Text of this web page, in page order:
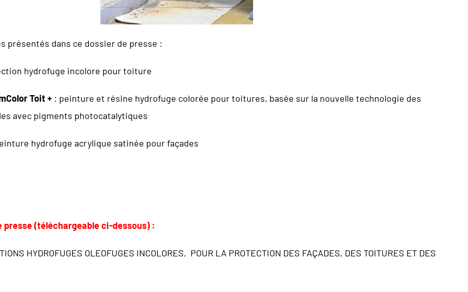
présentés dans ce dossier de presse :
hydrofuge incolore pour toiture
Toit + : peinture et résine hydrofuge colorée pour toitures, basée sur la nouvelle technologie des
avec pigments photocatalytiques
hydrofuge acrylique satinée pour façades
presse (téléchargeable ci-dessous) :
HYDROFUGES OLEOFUGES INCOLORES, POUR LA PROTECTION DES FAÇADES, DES TOITURES ET DES